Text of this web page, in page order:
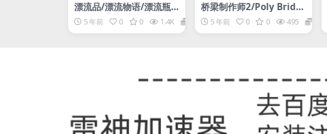
漂流品/漂流物语/漂流瓶/
Flotsam
5 年前 0 0 1.4K
桥梁制作师2/Poly Bridg
e 2（更新v1.2.5）
5 年前 0 0 495